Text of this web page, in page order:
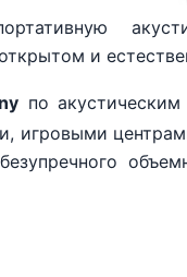
и
по акустическим
игровыми